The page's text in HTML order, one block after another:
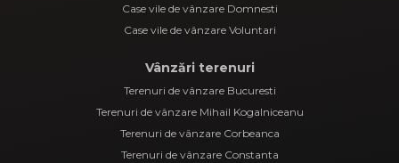
Case vile de vânzare Domnesti
Case vile de vânzare Voluntari
Vânzări terenuri
Terenuri de vânzare Bucuresti
Terenuri de vânzare Mihail Kogalniceanu
Terenuri de vânzare Corbeanca
Terenuri de vânzare Constanta